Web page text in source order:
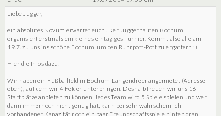
Liebe Jugger,
ein absolutes Novum erwartet euch! Der Juggerhaufen Bochum
organisiert erstmals ein kleines eintägiges Turnier. Kommt also alle am
19.7. zu uns ins schöne Bochum, um den Ruhrpott-Pott zu ergattern :)
Hier die Infos dazu:
Wir haben ein Fußballfeld in Bochum-Langendreer angemietet (Adresse
oben), auf dem wir 4 Felder unterbringen. Deshalb freuen wir uns 16
Startplätze anbieten zu können. Jedes Team wird 5 Spiele spielen und wer
dann immernoch nicht genug hat, kann bei sehr wahrscheinlich
vorhandener Kapazität noch ein paar Freundschaftsspiele hinten dran